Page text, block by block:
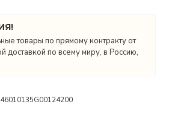
товары по прямому контракту от
доставкой по всему миру, в Россию,